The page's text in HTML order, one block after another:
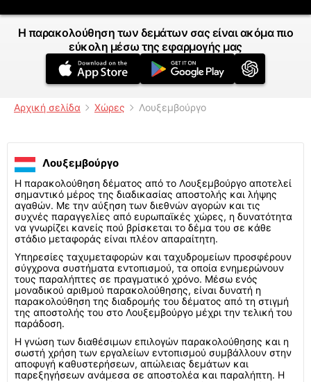
Η παρακολούθηση των δεμάτων σας είναι ακόμα πιο
εύκολη μέσω της εφαρμογής μας
Αρχική σελίδα Χώρες Λουξεμβούργο
Λουξεμβούργο
Η παρακολούθηση δέματος από το Λουξεμβούργο αποτελεί
σημαντικό μέρος της διαδικασίας αποστολής και λήψης
αγαθών. Με την αύξηση των διεθνών αγορών και τις
συχνές παραγγελίες από ευρωπαϊκές χώρες, η δυνατότητα
να γνωρίζει κανείς πού βρίσκεται το δέμα του σε κάθε
στάδιο μεταφοράς είναι πλέον απαραίτητη.
Υπηρεσίες ταχυμεταφορών και ταχυδρομείων προσφέρουν
σύγχρονα συστήματα εντοπισμού, τα οποία ενημερώνουν
τους παραλήπτες σε πραγματικό χρόνο. Μέσω ενός
μοναδικού αριθμού παρακολούθησης, είναι δυνατή η
παρακολούθηση της διαδρομής του δέματος από τη στιγμή
της αποστολής του στο Λουξεμβούργο μέχρι την τελική του
παράδοση.
Η γνώση των διαθέσιμων επιλογών παρακολούθησης και η
σωστή χρήση των εργαλείων εντοπισμού συμβάλλουν στην
αποφυγή καθυστερήσεων, απώλειας δεμάτων και
παρεξηγήσεων ανάμεσα σε αποστολέα και παραλήπτη. Η